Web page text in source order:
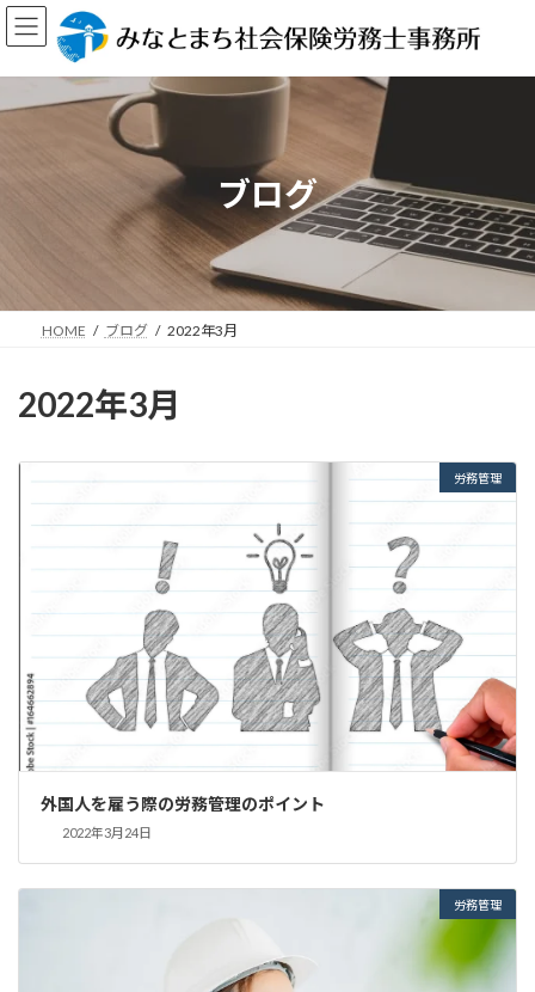
コ
ン
ン
ツ
ナ
ビ
ー
シ
ブログ
HOME ブログ 2022年3月
2022年3月
労務管理
外国人を雇う際の労務管理のポイント
2022年3月24日
労務管理